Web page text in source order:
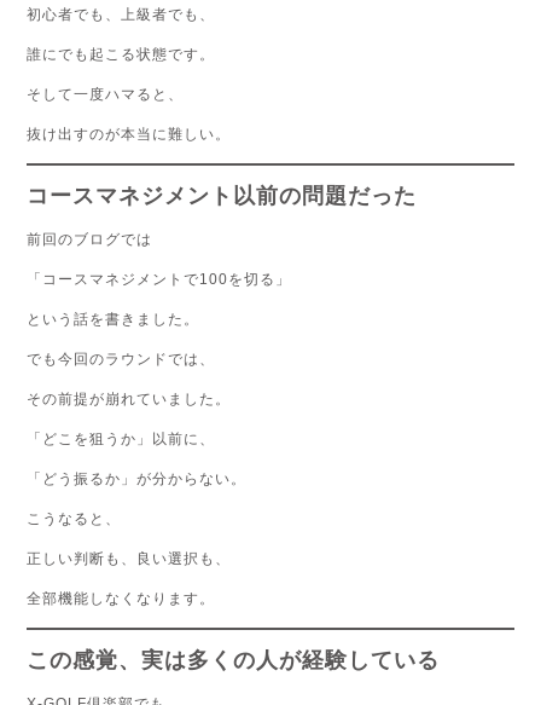
初心者でも、上級者でも、
誰にでも起こる状態です。
そして一度ハマると、
抜け出すのが本当に難しい。
コースマネジメント以前の問題だった
前回のブログでは
「コースマネジメントで100を切る」
という話を書きました。
でも今回のラウンドでは、
その前提が崩れていました。
「どこを狙うか」以前に、
「どう振るか」が分からない。
こうなると、
正しい判断も、良い選択も、
全部機能しなくなります。
この感覚、実は多くの人が経験している